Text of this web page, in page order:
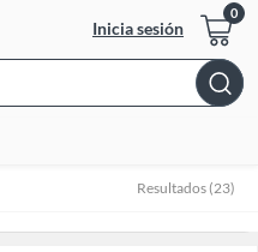
Inicia sesión
Bar
Resultados (23)